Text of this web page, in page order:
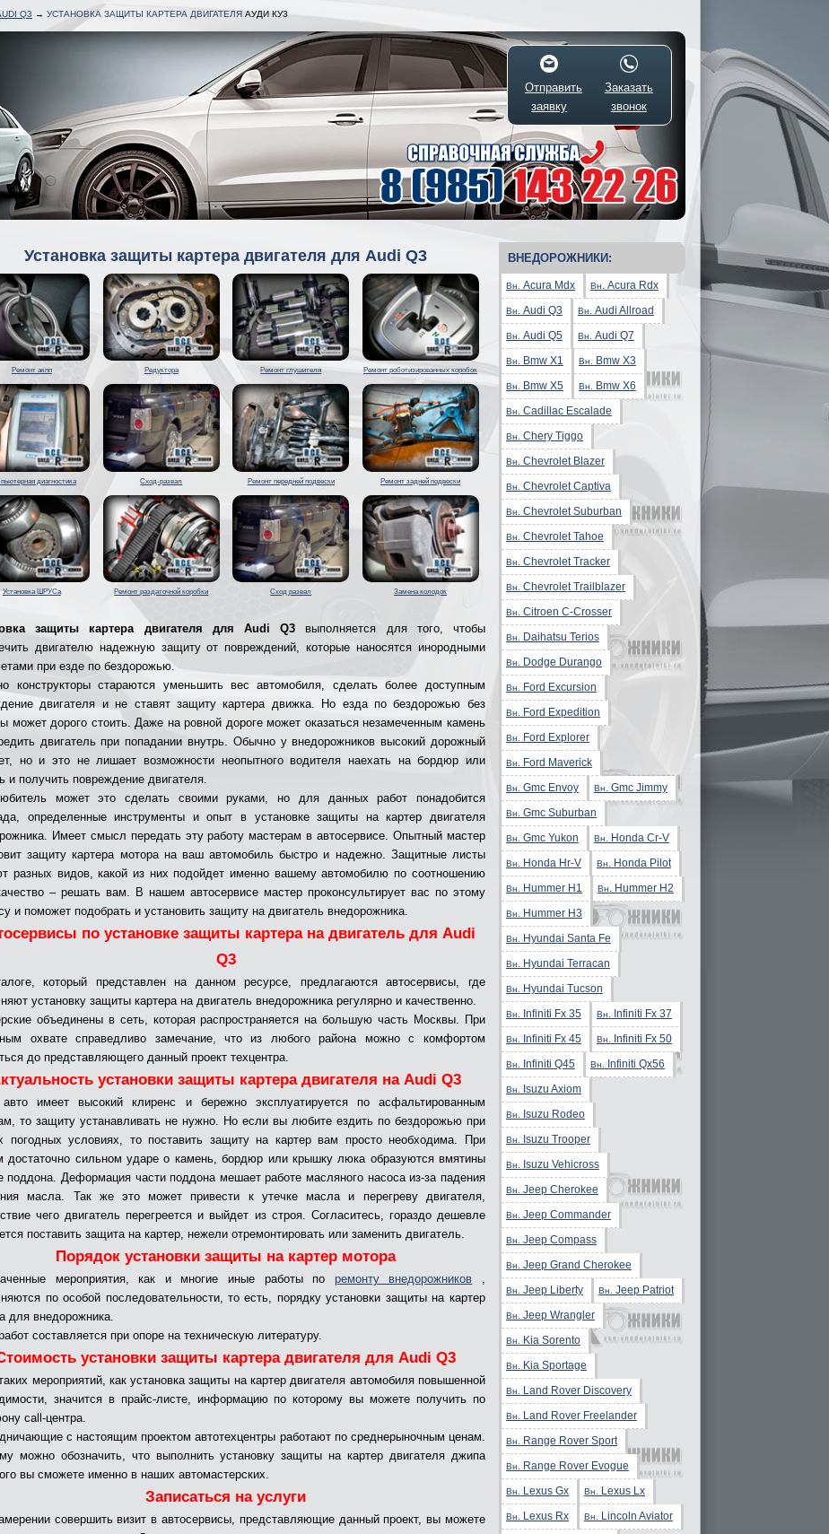
Q3 → УСТАНОВКА ЗАЩИТЫ КАРТЕРА ДВИГАТЕЛЯ АУДИ КУ3
Отправить
заявку
Заказать
звонок
Установка защиты картера двигателя для Audi Q3
Ремонт акпп Редуктора Ремонт глушителя Ремонт роботизированных коробок
диагностика Сход-развал Ремонт передней подвески Ремонт задней подвески
Установка ШРУСа Ремонт раздаточной коробки Сход развал Замена колодок
защиты картера двигателя для Audi Q3 выполняется для того, чтобы
двигателю надежную защиту от повреждений, которые наносятся инородными
при езде по бездорожью.
конструкторы стараются уменьшить вес автомобиля, сделать более доступным
двигателя и не ставят защиту картера движка. Но езда по бездорожью без
может дорого стоить. Даже на ровной дороге может оказаться незамеченным камень
двигатель при попадании внутрь. Обычно у внедорожников высокий дорожный
но и это не лишает возможности неопытного водителя наехать на бордюр или
и получить повреждение двигателя.
может это сделать своими руками, но для данных работ понадобится
определенные инструменты и опыт в установке защиты на картер двигателя
Имеет смысл передать эту работу мастерам в автосервисе. Опытный мастер
защиту картера мотора на ваш автомобиль быстро и надежно. Защитные листы
разных видов, какой из них подойдет именно вашему автомобилю по соотношению
– решать вам. В нашем автосервисе мастер проконсультирует вас по этому
и поможет подобрать и установить защиту на двигатель внедорожника.
по установке защиты картера на двигатель для Audi
Q3
который представлен на данном ресурсе, предлагаются автосервисы, где
установку защиты картера на двигатель внедорожника регулярно и качественно.
объединены в сеть, которая распространяется на большую часть Москвы. При
охвате справедливо замечание, что из любого района можно с комфортом
до представляющего данный проект техцентра.
установки защиты картера двигателя на Audi Q3
имеет высокий клиренс и бережно эксплуатируется по асфальтированным
то защиту устанавливать не нужно. Но если вы любите ездить по бездорожью при
погодных условиях, то поставить защиту на картер вам просто необходима. При
достаточно сильном ударе о камень, бордюр или крышку люка образуются вмятины
поддона. Деформация части поддона мешает работе масляного насоса из-за падения
масла. Так же это может привести к утечке масла и перегреву двигателя,
чего двигатель перегреется и выйдет из строя. Согласитесь, гораздо дешевле
поставить защита на картер, нежели отремонтировать или заменить двигатель.
Порядок установки защиты на картер мотора
мероприятия, как и многие иные работы по ремонту внедорожников ,
по особой последовательности, то есть, порядку установки защиты на картер
для внедорожника.
составляется при опоре на техническую литературу.
установки защиты картера двигателя для Audi Q3
мероприятий, как установка защиты на картер двигателя автомобиля повышенной
значится в прайс-листе, информацию по которому вы можете получить по
call-центра.
с настоящим проектом автотехцентры работают по среднерыночным ценам.
можно обозначить, что выполнить установку защиты на картер двигателя джипа
вы сможете именно в наших автомастерских.
Записаться на услуги
совершить визит в автосервисы, представляющие данный проект, вы можете
ВНЕДОРОЖНИКИ:
Вн. Acura Mdx Вн. Acura Rdx
Вн. Audi Q3 Вн. Audi Allroad
Вн. Audi Q5 Вн. Audi Q7
Вн. Bmw X1 Вн. Bmw X3
Вн. Bmw X5 Вн. Bmw X6
Вн. Cadillac Escalade
Вн. Chery Tiggo
Вн. Chevrolet Blazer
Вн. Chevrolet Captiva
Вн. Chevrolet Suburban
Вн. Chevrolet Tahoe
Вн. Chevrolet Tracker
Вн. Chevrolet Trailblazer
Вн. Citroen C-Crosser
Вн. Daihatsu Terios
Вн. Dodge Durango
Вн. Ford Excursion
Вн. Ford Expedition
Вн. Ford Explorer
Вн. Ford Maverick
Вн. Gmc Envoy Вн. Gmc Jimmy
Вн. Gmc Suburban
Вн. Gmc Yukon Вн. Honda Cr-V
Вн. Honda Hr-V Вн. Honda Pilot
Вн. Hummer H1 Вн. Hummer H2
Вн. Hummer H3
Вн. Hyundai Santa Fe
Вн. Hyundai Terracan
Вн. Hyundai Tucson
Вн. Infiniti Fx 35 Вн. Infiniti Fx 37
Вн. Infiniti Fx 45 Вн. Infiniti Fx 50
Вн. Infiniti Q45 Вн. Infiniti Qx56
Вн. Isuzu Axiom
Вн. Isuzu Rodeo
Вн. Isuzu Trooper
Вн. Isuzu Vehicross
Вн. Jeep Cherokee
Вн. Jeep Commander
Вн. Jeep Compass
Вн. Jeep Grand Cherokee
Вн. Jeep Liberty Вн. Jeep Patriot
Вн. Jeep Wrangler
Вн. Kia Sorento
Вн. Kia Sportage
Вн. Land Rover Discovery
Вн. Land Rover Freelander
Вн. Range Rover Sport
Вн. Range Rover Evogue
Вн. Lexus Gx Вн. Lexus Lx
Вн. Lexus Rx Вн. Lincoln Aviator